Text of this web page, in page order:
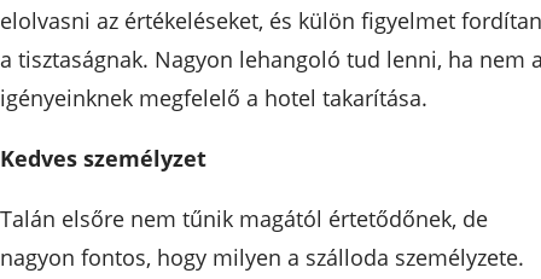
elolvasni az értékeléseket, és külön figyelmet
a tisztaságnak. Nagyon lehangoló tud lenni, ha nem
igényeinknek megfelelő a hotel takarítása.
Kedves személyzet
Talán elsőre nem tűnik magától értetődőnek, de
nagyon fontos, hogy milyen a szálloda személyzete.